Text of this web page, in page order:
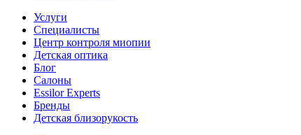
Услуги
Специалисты
Центр контроля миопии
Детская оптика
Блог
Салоны
Essilor Experts
Бренды
Детская близорукость